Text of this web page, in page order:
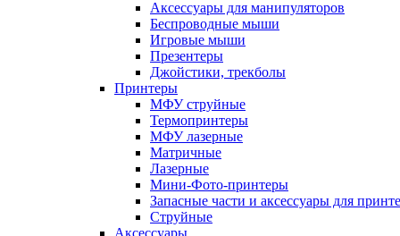
Аксессуары для манипуляторов
Беспроводные мыши
Игровые мыши
Презентеры
Джойстики, трекболы
Принтеры
МФУ струйные
Термопринтеры
МФУ лазерные
Матричные
Лазерные
Мини-Фото-принтеры
Запасные части и аксессуары для
Струйные
Аксессуары